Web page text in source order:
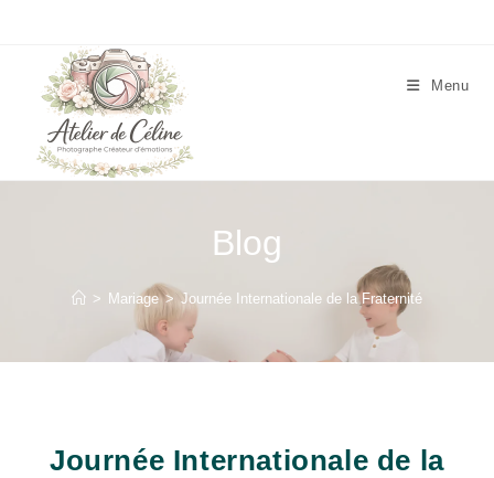
Menu
Blog
> Mariage > Journée Internationale de la Fraternité
Journée Internationale de la